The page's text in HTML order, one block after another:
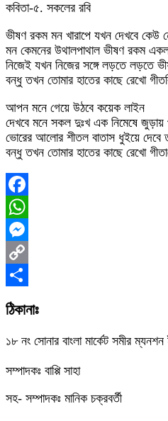
কবিতা-৫. সকলের রবি
ভীষণ রকম মন খারাপে যখন দেখবে কেউ
মন কেমনের উথালপাথাল ভীষণ রকম
নিজেই যখন নিজের সঙ্গে লড়তে লড়তে
বন্ধু তখন তোমার হাতের কাছে রেখো
আপন মনে গেয়ে উঠবে কয়েক লাইন
দেখবে মনে সকল দুঃখ এক নিমেষে জুড়ায়
ভোরের আলোর শীতল বাতাস ধুইয়ে দেবে
বন্ধু তখন তোমার হাতের কাছে রেখো
Facebook
WhatsApp
Messenger
Copy
Link
Share
ঠিকানাঃ
১৮ নং সোনার বাংলা মার্কেট সমীর
সম্পাদকঃ বাপ্পি সাহা
সহ- সম্পাদকঃ মানিক চক্রবর্তী